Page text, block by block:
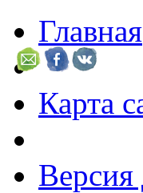
Главная
Карта
Версия